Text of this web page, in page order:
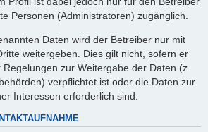
Personen (Administratoren) zugänglich.
Daten wird der Betreiber nur mit
weitergeben. Dies gilt nicht, sofern er
zur Weitergabe der Daten (z.
verpflichtet ist oder die Daten zur
Interessen erforderlich sind.